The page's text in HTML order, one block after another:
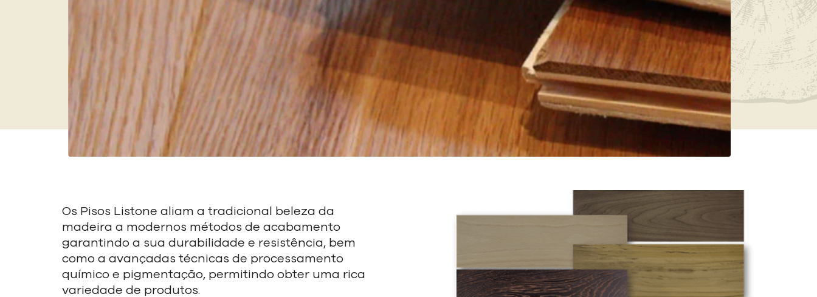
Os Pisos Listone aliam a tradicional beleza da
madeira a modernos métodos de acabamento
garantindo a sua durabilidade e resistência, bem
como a avançadas técnicas de processamento
químico e pigmentação, permitindo obter uma rica
variedade de produtos.